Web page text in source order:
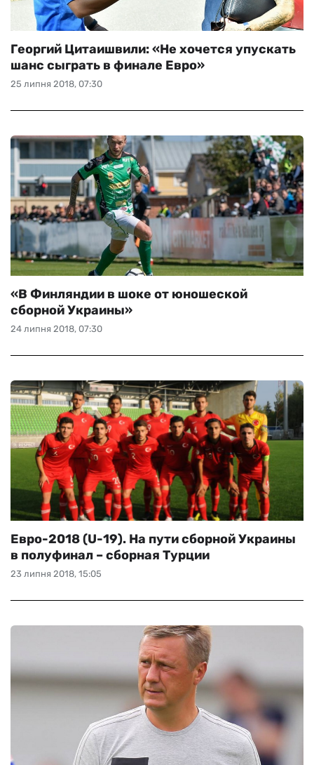
25 липня 2018, 07:30
Георгий Цитаишвили: «Не хочется упускать
шанс сыграть в финале Евро»
24 липня 2018, 07:30
«В Финляндии в шоке от юношеской
сборной Украины»
23 липня 2018, 15:05
Евро-2018 (U-19). На пути сборной Украины
в полуфинал – сборная Турции